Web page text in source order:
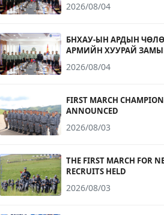
RECEIVED
2026/08/04
БНХАУ-ЫН АРДЫН
АРМИЙН ХУУРАЙ
ХАМГААЛАЛТЫН ДЭЭД
УУЛЗЛАА
2026/08/04
FIRST MARCH
ANNOUNCED
2026/08/03
THE FIRST MARCH FOR
RECRUITS HELD
2026/08/03